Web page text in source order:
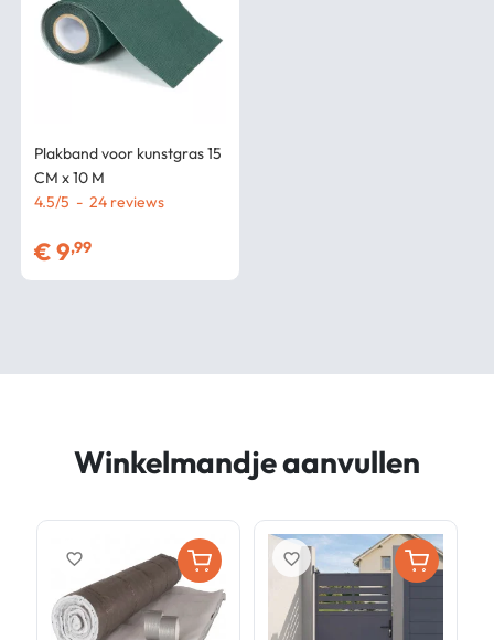
Plakband voor kunstgras 15
CM x 10 M
4.5/5 - 24
€9,99
Winkelmandje aanvullen
favorite_border favorite_border